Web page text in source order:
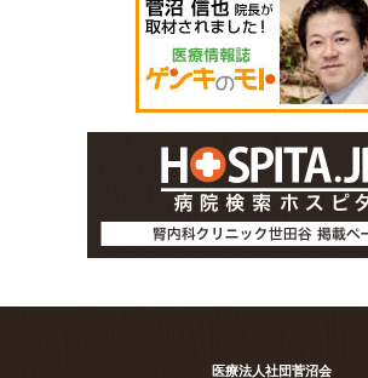
医療法人社団菅沼会